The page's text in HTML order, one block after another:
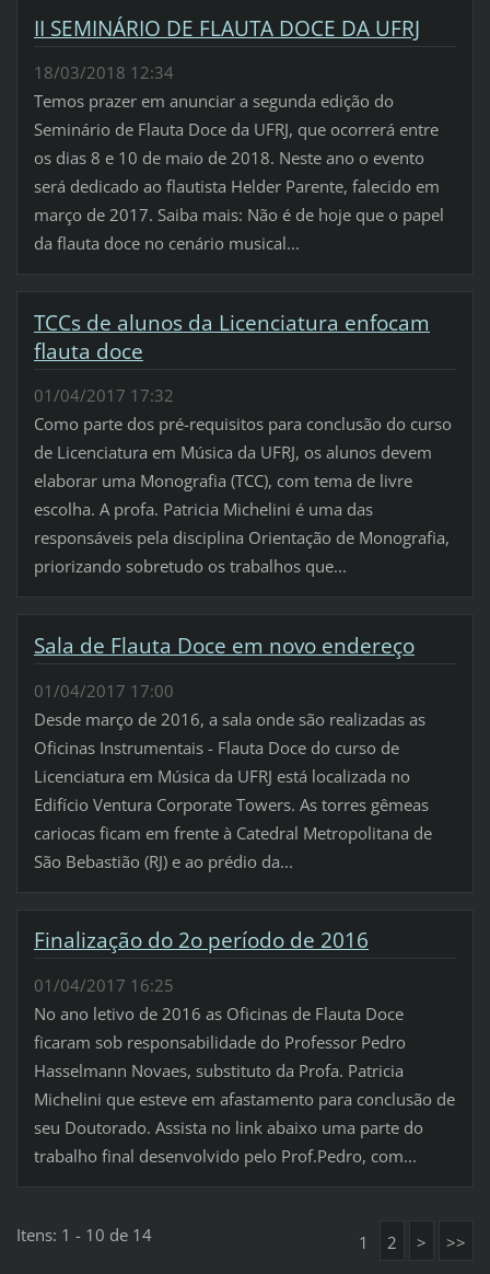
II SEMINÁRIO DE FLAUTA DOCE DA UFRJ
18/03/2018 12:34
Temos prazer em anunciar a segunda edição do
Seminário de Flauta Doce da UFRJ, que ocorrerá entre
os dias 8 e 10 de maio de 2018. Neste ano o evento
será dedicado ao flautista Helder Parente, falecido em
março de 2017. Saiba mais: Não é de hoje que o papel
da flauta doce no cenário musical...
TCCs de alunos da Licenciatura enfocam
flauta doce
01/04/2017 17:32
Como parte dos pré-requisitos para conclusão do curso
de Licenciatura em Música da UFRJ, os alunos devem
elaborar uma Monografia (TCC), com tema de livre
escolha. A profa. Patricia Michelini é uma das
responsáveis pela disciplina Orientação de Monografia,
priorizando sobretudo os trabalhos que...
Sala de Flauta Doce em novo endereço
01/04/2017 17:00
Desde março de 2016, a sala onde são realizadas as
Oficinas Instrumentais - Flauta Doce do curso de
Licenciatura em Música da UFRJ está localizada no
Edifício Ventura Corporate Towers. As torres gêmeas
cariocas ficam em frente à Catedral Metropolitana de
São Bebastião (RJ) e ao prédio da...
Finalização do 2o período de 2016
01/04/2017 16:25
No ano letivo de 2016 as Oficinas de Flauta Doce
ficaram sob responsabilidade do Professor Pedro
Hasselmann Novaes, substituto da Profa. Patricia
Michelini que esteve em afastamento para conclusão de
seu Doutorado. Assista no link abaixo uma parte do
trabalho final desenvolvido pelo Prof.Pedro, com...
Itens: 1 - 10 de 14 1 2 > >>